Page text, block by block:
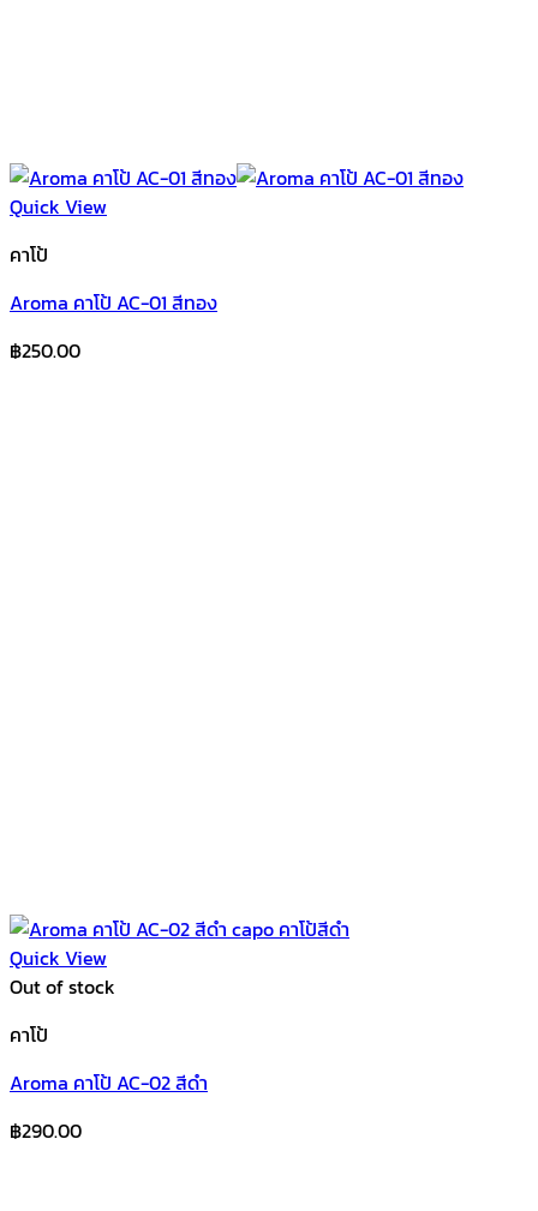
Quick View
คาโป้
Aroma คาโป้ AC-01 สีทอง
฿250.00
Quick View
Out of stock
คาโป้
Aroma คาโป้ AC-02 สีดำ
฿290.00